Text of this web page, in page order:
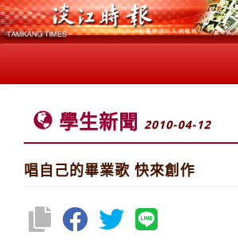
學生新聞 2010-04-12
唱自己的畢業歌 快來創作